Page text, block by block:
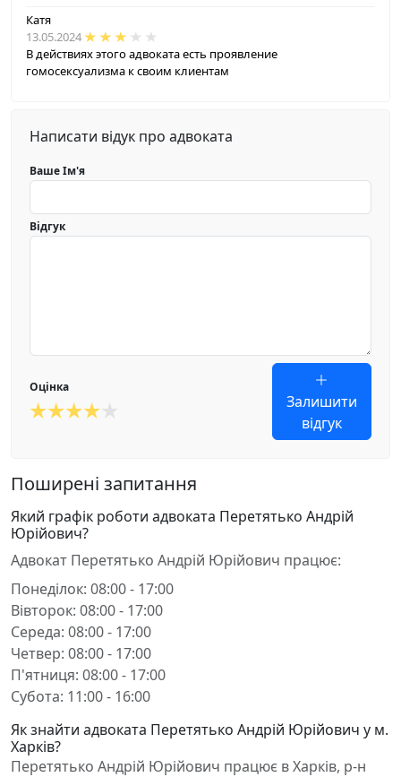
Катя
13.05.2024
В действиях этого адвоката есть проявление
гомосексуализма к своим клиентам
Написати відук про адвоката
Ваше Ім'я
Відгук
Оцінка
Залишити
відгук
Поширені запитання
Який графік роботи адвоката Перетятько Андрій
Юрійович?
Адвокат Перетятько Андрій Юрійович працює:
Понеділок: 08:00 - 17:00
Вівторок: 08:00 - 17:00
Середа: 08:00 - 17:00
Четвер: 08:00 - 17:00
П'ятниця: 08:00 - 17:00
Субота: 11:00 - 16:00
Як знайти адвоката Перетятько Андрій Юрійович у м.
Харків?
Перетятько Андрій Юрійович працює в Харків, р-н